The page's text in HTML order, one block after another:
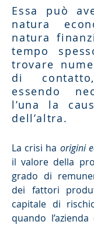
Essa può
natura
natura
tempo
trovare
di
essendo
l’una la
dell’altra.
La crisi ha origini
il valore della
grado di
dei fattori
capitale di
quando